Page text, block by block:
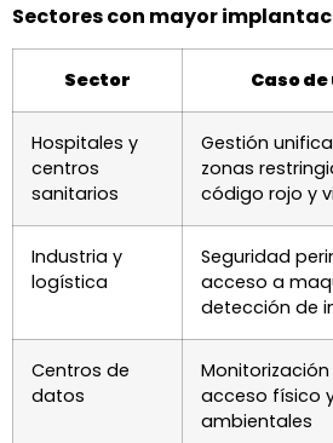
Sectores con mayor
Sector Caso
Hospitales y
centros
sanitarios
Gestión
zonas
código rojo y
Industria y
logística
Seguridad
acceso a
detección de
Centros de
datos
acceso físico
ambientales